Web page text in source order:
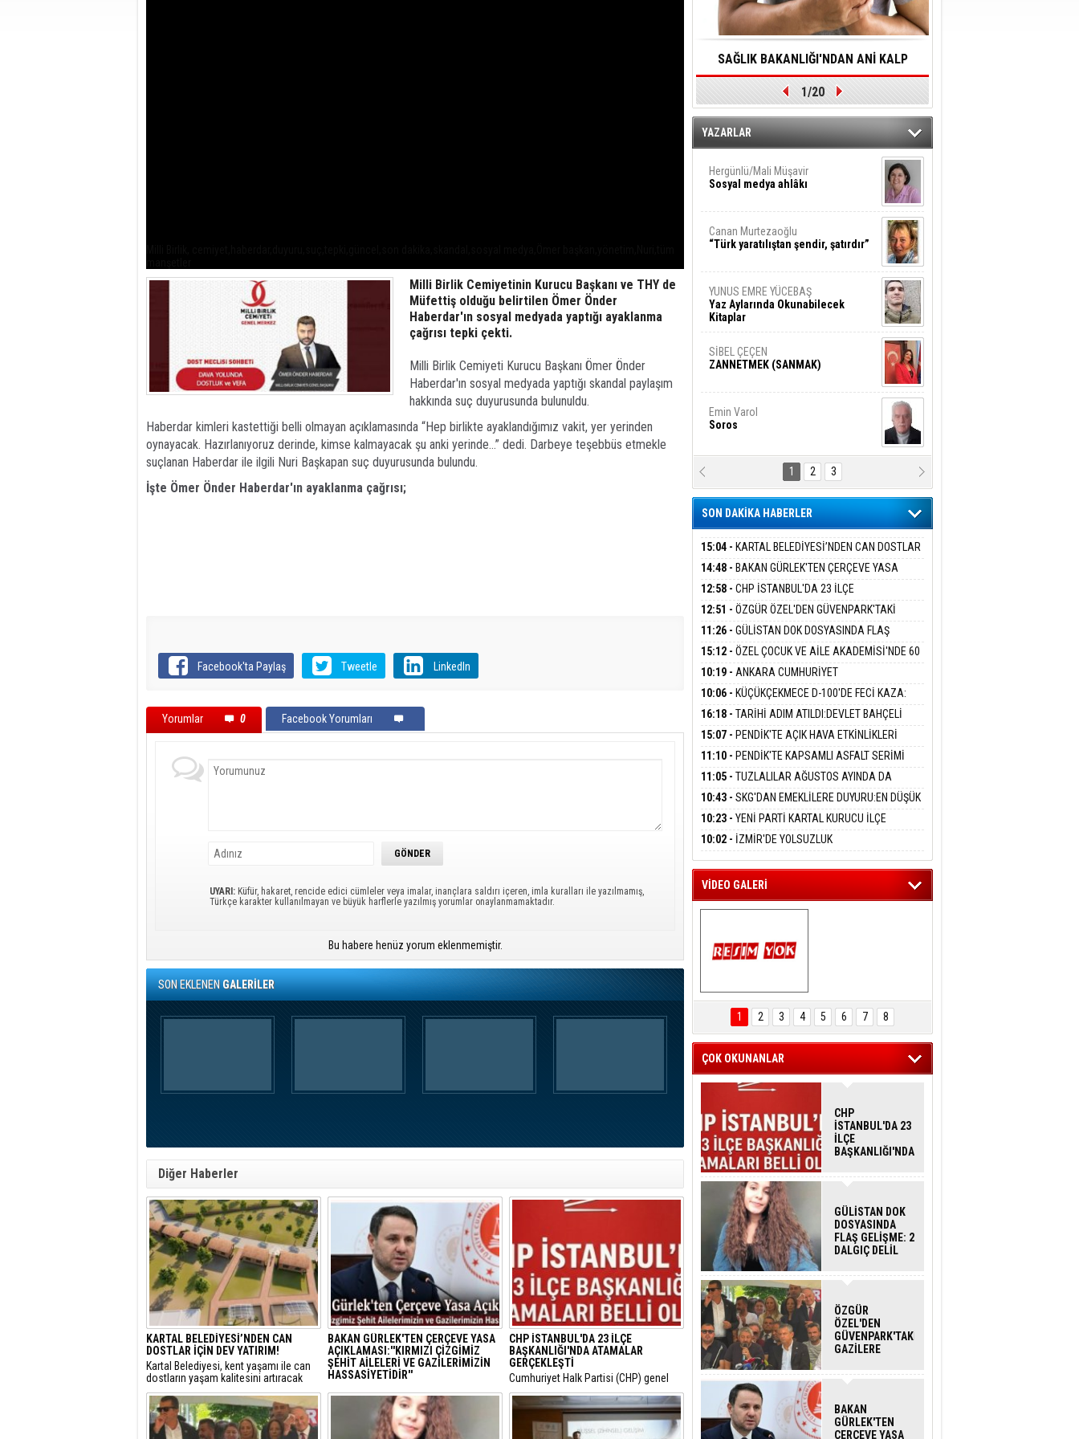
Milli Birlik Cemiyetinin Kurucu Başkanı ve THY de
Müfettiş olduğu belirtilen Ömer Önder
Haberdar'ın sosyal medyada yaptığı ayaklanma
çağrısı tepki çekti.
Milli Birlik Cemiyeti Kurucu Başkanı Ömer Önder
Haberdar'ın sosyal medyada yaptığı skandal paylaşım
hakkında suç duyurusunda bulunuldu.
Haberdar kimleri kastettiği belli olmayan açıklamasında “Hep birlikte ayaklandığımız vakit, yer yerinden
oynayacak. Hazırlanıyoruz derinde, kimse kalmayacak şu anki yerinde…” dedi. Darbeye teşebbüs etmekle
suçlanan Haberdar ile ilgili Nuri Başkapan suç duyurusunda bulundu.
İşte Ömer Önder Haberdar'ın ayaklanma çağrısı;
Facebook'ta Paylaş Tweetle LinkedIn
Yorumlar 0 Facebook Yorumları
UYARI: Küfür, hakaret, rencide edici cümleler veya imalar, inançlara saldırı içeren, imla kuralları ile yazılmamış,
Türkçe karakter kullanılmayan ve büyük harflerle yazılmış yorumlar onaylanmamaktadır.
Bu habere henüz yorum eklenmemiştir.
SON EKLENENGALERİLER
Diğer Haberler
KARTAL BELEDİYESİ’NDEN CAN
DOSTLAR İÇİN DEV YATIRIM!
Kartal Belediyesi, kent yaşamı ile can
dostların yaşam kalitesini artıracak
vizyoner projelerine bir yenisini ekliyor.
BAKAN GÜRLEK'TEN ÇERÇEVE YASA
AÇIKLAMASI:''KIRMIZI ÇİZGİMİZ
ŞEHİT AİLELERİ VE GAZİLERİMİZİN
HASSASİYETİDİR''
Adalet Bakanı Akın Gürlek, TBMM’ye
sunulan 12 maddelik yasa teklifinin
detaylarını açıklayarak "Terörsüz
Türkiye" hedefinin milli bir devlet
CHP İSTANBUL'DA 23 İLÇE
BAŞKANLIĞI'NDA ATAMALAR
GERÇEKLEŞTİ
​Cumhuriyet Halk Partisi (CHP) genel
merkezinin son haftalarda örgüt
bünyesinde hayata geçirdiği görevden
alma ve yapılanma kararlarının
ardından gözler İstanbul il teşkilatına
SAĞLIK BAKANLIĞI'NDAN ANİ KALP
DURMALARINA HIZLI MÜDAHALE
EDİLMESİNE YÖNELİK ÖNLENMESİ İÇİN
ÖNEMLİ ADIM
1/20
YAZARLAR
Hergünlü/Mali Müşavir
Sosyal medya ahlâkı
Canan Murtezaoğlu
“Türk yaratılıştan şendir, şatırdır”
YUNUS EMRE YÜCEBAŞ
Yaz Aylarında Okunabilecek
Kitaplar
SİBEL ÇEÇEN
ZANNETMEK (SANMAK)
Emin Varol
Soros
Karanlık DNA Kuşaklararası
Şiddetin Biyolojik Faturası
Şiyar Adıyaman
Ben Bu Sahaya Sığmazam
Hasan Ali Çölük
Bir Satırın İçindeki İnsan
Ezgi Kılıç
SİVAS: ATEŞE ATILAN VİCDAN
BARIŞ BAŞARSLAN
ADANMAK
Meltem Kaynas
AFFETMEYECEĞİM!
1 2 3
SON DAKİKA HABERLER
15:04 - KARTAL BELEDİYESİ’NDEN CAN DOSTLAR
İÇİN DEV YATIRIM!
14:48 - BAKAN GÜRLEK'TEN ÇERÇEVE YASA
AÇIKLAMASI:''KIRMIZI ÇİZGİMİZ ŞEHİT AİLELERİ
VE GAZİLERİMİZİN HASSASİYETİDİR''
12:58 - CHP İSTANBUL'DA 23 İLÇE
BAŞKANLIĞI'NDA ATAMALAR GERÇEKLEŞTİ
12:51 - ÖZGÜR ÖZEL'DEN GÜVENPARK'TAKİ
GAZİLERE DESTEK:''SONUÇ ALANA KADAR
ARKANIZDAYIZ''
11:26 - GÜLİSTAN DOK DOSYASINDA FLAŞ
GELİŞME: 2 DALGIÇ DELİL KARARTMA
SUÇLAMASIYLA TUTUTKLANDI
15:12 - ÖZEL ÇOCUK VE AİLE AKADEMİSİ'NDE 60
ÇOCUĞA HİZMET VERİLDİ
10:19 - ANKARA CUMHURİYET
BAŞSAVCILIĞINDAN ÖZGÜR ÖZEL VE VELİ
AĞBABA HAKKINDA FEZLEKE
10:06 - KÜÇÜKÇEKMECE D-100'DE FECİ KAZA:
OTOMOBİL İETT OTOBÜSÜNE ÇARPTI 3 KİŞİ
HAYATINI KAYBETTİ
16:18 - TARİHİ ADIM ATILDI:DEVLET BAHÇELİ
'TERÖRSÜZ TÜRKİYE' ÇERÇEVE YASA TEKLİFİNİ
İMZALADI
15:07 - PENDİK'TE AÇIK HAVA ETKİNLİKLERİ
ÇOCUK SİNEMASIYLA BAŞLADI
11:10 - PENDİK'TE KAPSAMLI ASFALT SERİMİ
BAŞLADI
11:05 - TUZLALILAR AĞUSTOS AYINDA DA
SİNEMAYA DOYACAK
10:43 - SKG'DAN EMEKLİLERE DUYURU:EN DÜŞÜK
EMEKLİ AYLIĞI FARKLARI 7 AĞUSTOS'TA
HESAPLARA GEÇİYOR
10:23 - YENİ PARTİ KARTAL KURUCU İLÇE
BAŞKANI MERT POLAT OLDU
10:02 - İZMİR'DE YOLSUZLUK
OPERASYONU:MENDERES BELEDİYE BAŞKANI
İLKAY ÇİÇEK DAHİL 13 KİŞİ GÖZALTINDA
VİDEO GALERİ
KARTAL ENGELSİZ
YAŞAM FESTİVALİ
KONSERİ
İZLEYİCİLERİ MEST
1 2 3 4 5 6 7 8
ÇOK OKUNANLAR
CHP
İSTANBUL'DA 23
İLÇE
BAŞKANLIĞI'NDA
GERÇEKLEŞTİ
GÜLİSTAN DOK
DOSYASINDA
FLAŞ GELİŞME: 2
DALGIÇ DELİL
SUÇLAMASIYLA
ÖZGÜR
ÖZEL'DEN
GÜVENPARK'TAKİ
GAZİLERE
ALANA KADAR
BAKAN
GÜRLEK'TEN
ÇERÇEVE YASA